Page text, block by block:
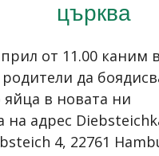
църква
от 11.00 каним
да
яйца в новата ни
на адрес
4, 22761